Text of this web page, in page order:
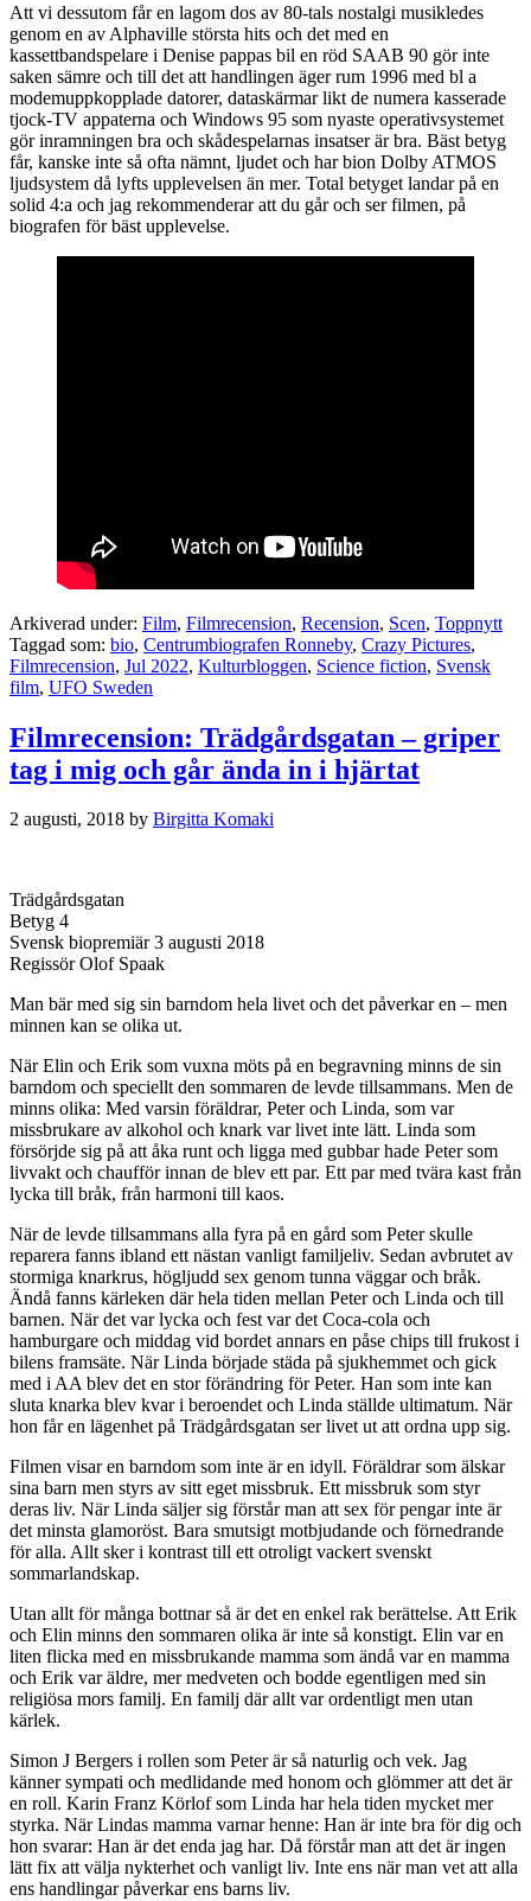
Att vi dessutom får en lagom dos av 80-tals nostalgi musikledes
genom en av Alphaville största hits och det med en
kassettbandspelare i Denise pappas bil en röd SAAB 90 gör inte
saken sämre och till det att handlingen äger rum 1996 med bl a
modemuppkopplade datorer, dataskärmar likt de numera kasserade
tjock-TV appaterna och Windows 95 som nyaste operativsystemet
gör inramningen bra och skådespelarnas insatser är bra. Bäst betyg
får, kanske inte så ofta nämnt, ljudet och har bion Dolby ATMOS
ljudsystem då lyfts upplevelsen än mer. Total betyget landar på en
solid 4:a och jag rekommenderar att du går och ser filmen, på
biografen för bäst upplevelse.
Arkiverad under: Film, Filmrecension, Recension, Scen, Toppnytt
Taggad som: bio, Centrumbiografen Ronneby, Crazy Pictures,
Filmrecension, Jul 2022, Kulturbloggen, Science fiction, Svensk
film, UFO Sweden
Filmrecension: Trädgårdsgatan – griper
tag i mig och går ända in i hjärtat
2 augusti, 2018 by Birgitta Komaki
Trädgårdsgatan
Betyg 4
Svensk biopremiär 3 augusti 2018
Regissör Olof Spaak
Man bär med sig sin barndom hela livet och det påverkar en – men
minnen kan se olika ut.
När Elin och Erik som vuxna möts på en begravning minns de sin
barndom och speciellt den sommaren de levde tillsammans. Men de
minns olika: Med varsin föräldrar, Peter och Linda, som var
missbrukare av alkohol och knark var livet inte lätt. Linda som
försörjde sig på att åka runt och ligga med gubbar hade Peter som
livvakt och chaufför innan de blev ett par. Ett par med tvära kast från
lycka till bråk, från harmoni till kaos.
När de levde tillsammans alla fyra på en gård som Peter skulle
reparera fanns ibland ett nästan vanligt familjeliv. Sedan avbrutet av
stormiga knarkrus, högljudd sex genom tunna väggar och bråk.
Ändå fanns kärleken där hela tiden mellan Peter och Linda och till
barnen. När det var lycka och fest var det Coca-cola och
hamburgare och middag vid bordet annars en påse chips till frukost i
bilens framsäte. När Linda började städa på sjukhemmet och gick
med i AA blev det en stor förändring för Peter. Han som inte kan
sluta knarka blev kvar i beroendet och Linda ställde ultimatum. När
hon får en lägenhet på Trädgårdsgatan ser livet ut att ordna upp sig.
Filmen visar en barndom som inte är en idyll. Föräldrar som älskar
sina barn men styrs av sitt eget missbruk. Ett missbruk som styr
deras liv. När Linda säljer sig förstår man att sex för pengar inte är
det minsta glamoröst. Bara smutsigt motbjudande och förnedrande
för alla. Allt sker i kontrast till ett otroligt vackert svenskt
sommarlandskap.
Utan allt för många bottnar så är det en enkel rak berättelse. Att Erik
och Elin minns den sommaren olika är inte så konstigt. Elin var en
liten flicka med en missbrukande mamma som ändå var en mamma
och Erik var äldre, mer medveten och bodde egentligen med sin
religiösa mors familj. En familj där allt var ordentligt men utan
kärlek.
Simon J Bergers i rollen som Peter är så naturlig och vek. Jag
känner sympati och medlidande med honom och glömmer att det är
en roll. Karin Franz Körlof som Linda har hela tiden mycket mer
styrka. När Lindas mamma varnar henne: Han är inte bra för dig och
hon svarar: Han är det enda jag har. Då förstår man att det är ingen
lätt fix att välja nykterhet och vanligt liv. Inte ens när man vet att alla
ens handlingar påverkar ens barns liv.